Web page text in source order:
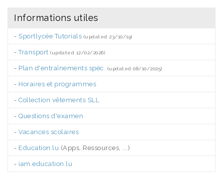
Informations utiles
- Sportlycée Tutorials (updated 23/10/19)
-Transport (updated 12/02/2026)
- Plan d'entraînements spéc. (updated 08/10/2025)
- Horaires et programmes
- Collection vêtements SLL
- Questions d'examen
- Vacances scolaires
- Education.lu (Apps, Ressources, ...)
- iam.education.lu